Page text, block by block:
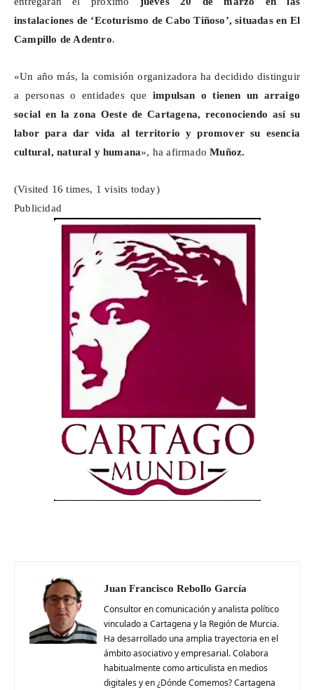
instalaciones de ‘Ecoturismo de Cabo Tiñoso’, situadas en El
Campillo de Adentro.
«Un año más, la comisión organizadora ha decidido distinguir
a personas o entidades que impulsan o tienen un arraigo
social en la zona Oeste de Cartagena, reconociendo así su
labor para dar vida al territorio y promover su esencia
cultural, natural y humana», ha afirmadoMuñoz.
(Visited 16 times, 1 visits today)
Publicidad
Juan Francisco Rebollo García
Consultor en comunicación y analista político
vinculado a Cartagena y la Región de Murcia.
Ha desarrollado una amplia trayectoria en el
ámbito asociativo y empresarial. Colabora
habitualmente como articulista en medios
digitales y en ¿Dónde Comemos? Cartagena